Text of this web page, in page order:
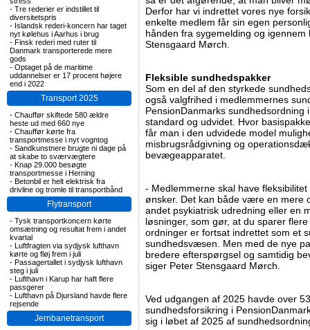
- Tre rederier er indstillet til
diversitetspris
- Islandsk rederi-koncern har taget
nyt kølehus i Aarhus i brug
- Finsk rederi med ruter til
Danmark transporterede mere
gods
- Optaget på de maritime
uddannelser er 17 procent højere
end i 2022
Transport 2025
- Chauffør skiftede 580 ældre
heste ud med 660 nye
- Chauffør kørte fra
transportmesse i nyt vogntog
- Sandkunstnere brugte ni dage på
at skabe to sværvægtere
- Knap 29.000 besøgte
transportmesse i Herning
- Betonbil er helt elektrisk fra
drivline og tromle til transportbånd
Flytransport
- Tysk transportkoncern kørte
omsætning og resultat frem i andet
kvartal
- Luftfragten via sydjysk lufthavn
kørte og fløj frem i juli
- Passagertallet i sydjysk lufthavn
steg i juli
- Lufthavn i Karup har haft flere
passgerer
- Lufthavn på Djursland havde flere
rejsende
Jernbanetransport
Derfor har vi indrettet vores nye
enkelte medlem får sin egen
hånden fra sygemelding og
Stensgaard Mørch.
Fleksible sundhedspakker
Som en del af den styrkede
også valgfrihed i medlemmernes
PensionDanmarks
standard og udvidet. Hvor
får man i den udvidede model
misbrugsrådgivning og
bevægeapparatet.
- Medlemmerne skal have
ønsker. Det kan både være en mere
andet psykiatrisk udredning eller en
løsninger, som gør, at du sparer
ordninger er fortsat indrettet som et
sundhedsvæsen. Men med de nye
bredere efterspørgsel og samtidig
siger Peter Stensgaard Mørch.
Ved udgangen af 2025 havde over
sundhedsforsikring i
sig i løbet af 2025 af